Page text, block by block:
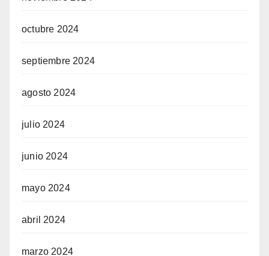
octubre 2024
septiembre 2024
agosto 2024
julio 2024
junio 2024
mayo 2024
abril 2024
marzo 2024